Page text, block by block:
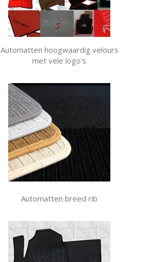
Automatten hoogwaardig velours
met vele logo's
Automatten breed rib